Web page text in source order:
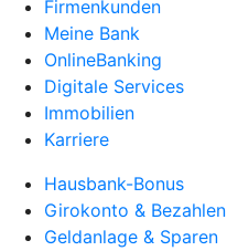
Firmenkunden
Meine Bank
OnlineBanking
Digitale Services
Immobilien
Karriere
Hausbank-Bonus
Girokonto & Bezahlen
Geldanlage & Sparen